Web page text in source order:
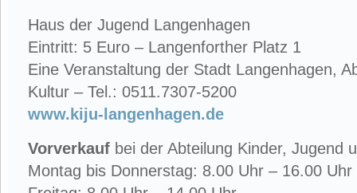
Haus der Jugend Langenhagen
Eintritt: 5 Euro – Langenforther Platz 1
Eine Veranstaltung der Stadt Langenhagen,
Kultur – Tel.: 0511.7307-5200
www.kiju-langenhagen.de
Vorverkauf bei der Abteilung Kinder, Jugend
Montag bis Donnerstag: 8.00 Uhr – 16.00 Uhr